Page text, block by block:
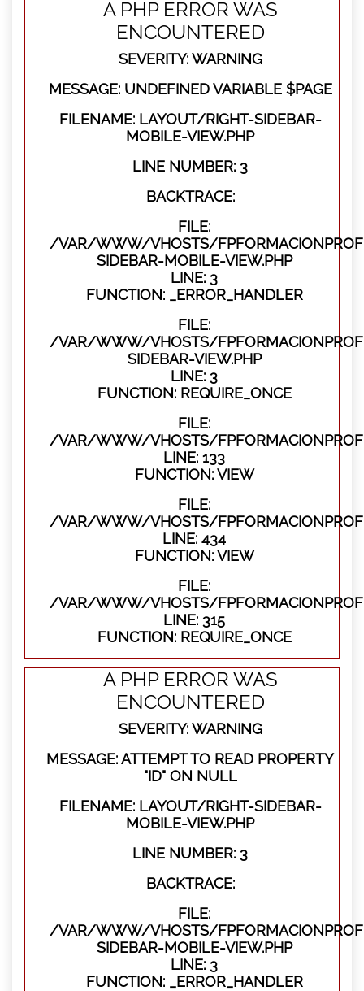
A PHP ERROR WAS
ENCOUNTERED
SEVERITY: WARNING
MESSAGE: UNDEFINED VARIABLE $PAGE
FILENAME: LAYOUT/RIGHT-SIDEBAR-
MOBILE-VIEW.PHP
LINE NUMBER: 3
BACKTRACE:
FILE:
/VAR/WWW/VHOSTS/
SIDEBAR-MOBILE-VIEW.PHP
LINE: 3
FUNCTION: _ERROR_HANDLER
FILE:
/VAR/WWW/VHOSTS/
SIDEBAR-VIEW.PHP
LINE: 3
FUNCTION: REQUIRE_ONCE
FILE:
/VAR/WWW/VHOSTS/
LINE: 133
FUNCTION: VIEW
FILE:
/VAR/WWW/VHOSTS/
LINE: 434
FUNCTION: VIEW
FILE:
/VAR/WWW/VHOSTS/
LINE: 315
FUNCTION: REQUIRE_ONCE
A PHP ERROR WAS
ENCOUNTERED
SEVERITY: WARNING
MESSAGE: ATTEMPT TO READ PROPERTY
"ID" ON NULL
FILENAME: LAYOUT/RIGHT-SIDEBAR-
MOBILE-VIEW.PHP
LINE NUMBER: 3
BACKTRACE:
FILE:
/VAR/WWW/VHOSTS/
SIDEBAR-MOBILE-VIEW.PHP
LINE: 3
FUNCTION: _ERROR_HANDLER